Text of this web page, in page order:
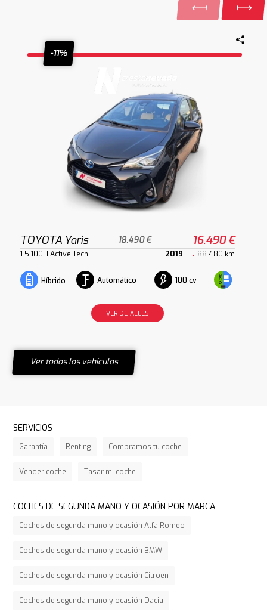
-11%
TOYOTA Yaris 18.490 € 16.490 €
1.5 100H Active Tech 2019 88.480 km
Híbrido Automático 100 cv
VER DETALLES
Ver todos los vehículos
SERVICIOS
Garantía Renting Compramos tu coche
Vender coche Tasar mi coche
COCHES DE SEGUNDA MANO Y OCASIÓN POR MARCA
Coches de segunda mano y ocasión Alfa Romeo
Coches de segunda mano y ocasión BMW
Coches de segunda mano y ocasión Citroen
Coches de segunda mano y ocasión Dacia